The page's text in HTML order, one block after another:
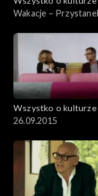
Wakacje – Przystanek
Wszystko o kulturze
26.09.2015